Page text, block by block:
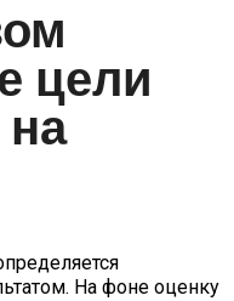
цели
На фоне оценку